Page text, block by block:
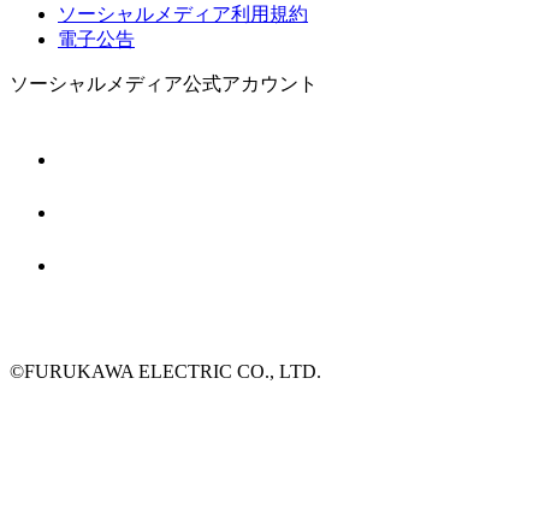
ソーシャルメディア利用規約
電子公告
ソーシャルメディア公式アカウント
©FURUKAWA ELECTRIC CO., LTD.